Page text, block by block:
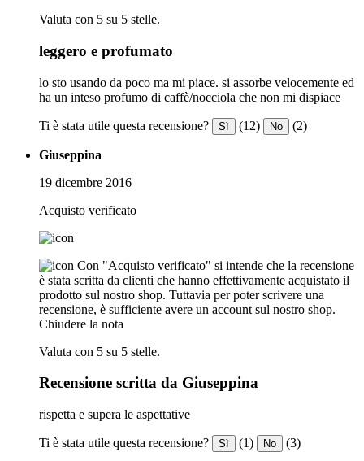
Valuta con 5 su 5 stelle.
leggero e profumato
lo sto usando da poco ma mi piace. si assorbe velocemente ed
ha un inteso profumo di caffè/nocciola che non mi dispiace
Ti è stata utile questa recensione? Sì (12) No (2)
Giuseppina
19 dicembre 2016
Acquisto verificato
Con "Acquisto verificato" si intende che la recensione
è stata scritta da clienti che hanno effettivamente acquistato il
prodotto sul nostro shop. Tuttavia per poter scrivere una
recensione, è sufficiente avere un account sul nostro shop.
Chiudere la nota
Valuta con 5 su 5 stelle.
Recensione scritta da Giuseppina
rispetta e supera le aspettative
Ti è stata utile questa recensione? Sì (1) No (3)